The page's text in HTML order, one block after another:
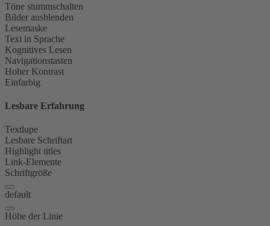
Töne stummschalten
Bilder ausblenden
Lesemaske
Text in Sprache
Kognitives Lesen
Navigationstasten
Hoher Kontrast
Einfarbig
Lesbare Erfahrung
Textlupe
Lesbare Schriftart
Highlight titles
Link-Elemente
Schriftgröße
default
Höhe der Linie